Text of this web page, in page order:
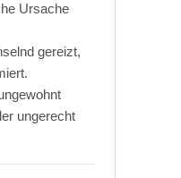
Ursache
gereizt,
ungerecht